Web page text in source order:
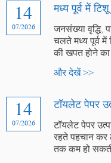
14
07/2026
जनसंख्या वृद्धि,
चलते मध्य पूर्व
की खपत होने
अमीरात, कुवैत
प्रसंस्करण
और देखें >>
14
07/2026
टॉयलेट पेपर
रहते पहचान कर
तक कम हो